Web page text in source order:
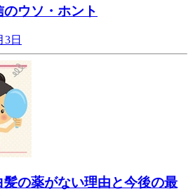
ウソ・ホント
3日
髪の薬がない理由と今後の最